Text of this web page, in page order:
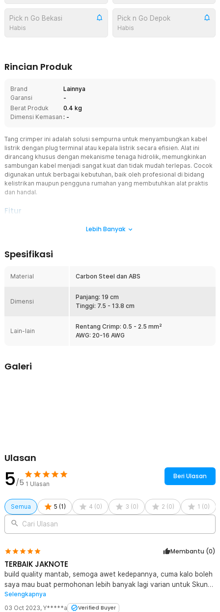
Pick n Go Bekasi
Habis
Pick n Go Depok
Habis
Rincian Produk
Brand
Lainnya
Garansi
-
Berat Produk
0.4 kg
Dimensi Kemasan : -
Tang crimper ini adalah solusi sempurna untuk menyambungkan kabel
listrik dengan plug terminal atau kepala listrik secara efisien. Alat ini
dirancang khusus dengan mekanisme tenaga hidrolik, memungkinkan
sambungan kabel menjadi sangat kuat dan tidak mudah terlepas. Cocok
digunakan untuk berbagai kebutuhan, baik oleh profesional di bidang
kelistrikan maupun pengguna rumahan yang membutuhkan alat praktis
dan handal.
Fitur
tekanan ini, sambungan antara kabel dan kepala listrik menjadi
terlepas, bahkan saat digunakan dalam kondisi yang membutuhkan
Beberapa Ukuran Kepala
Untuk mendukung berbagai kebutuhan, tang crimper ini dilengkapi
dan terminal listrik. Rentang ukuran yang didukung oleh alat ini
adalah 0.5 hingga 2.5 mm², menjadikannya sangat fleksibel untuk
Tang crimper ini dibuat dari bahan carbon steel berkualitas tinggi,
1 x CINLINELE Tang Crimping Terminal Cable Plier Compression
Tool - SN-48B
Lebih Banyak
Spesifikasi
Material Carbon Steel dan ABS
Dimensi
Panjang: 19 cm
Tinggi: 7.5 - 13.8 cm
Lain-lain
Rentang Crimp: 0.5 - 2.5 mm²
AWG: 20-16 AWG
Galeri
Ulasan
5/5 1 Ulasan
Beri Ulasan
Semua 5 (1) 4 (0) 3 (0) 2 (0) 1 (0)
Cari Ulasan
Membantu (0)
TERBAIK JAKNOTE
build quality mantab, semoga awet kedepannya, cuma kalo boleh
saya mau buat permohonan lebih banyak lagi varian untuk Skun
2.5, 5.5 - 25 mm. Terima Kasih
Selengkapnya
03 Oct 2023, Y*****a Verified Buyer